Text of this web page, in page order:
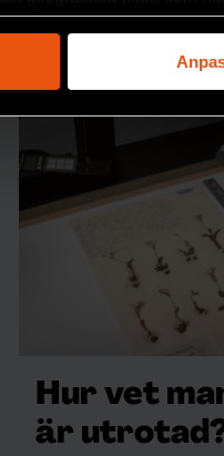
att aktivt skanna den för
uppgifter behandlas
att anpassa innehållet
trafik. Vi vidarebefordrar
och analysföretag som vi
tillhandahållit eller som
Hur vet
är